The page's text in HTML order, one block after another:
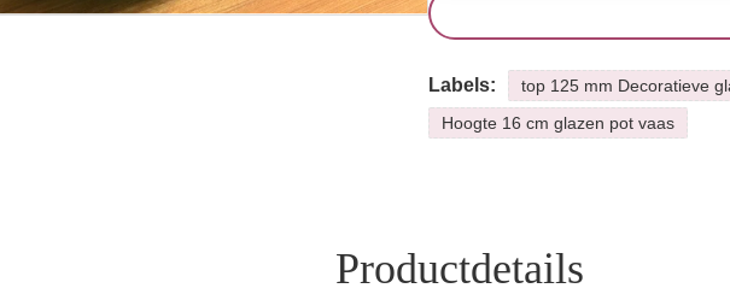
Labels:
top 125 mm Decoratieve
Hoogte 16 cm glazen pot vaas
Productdetails